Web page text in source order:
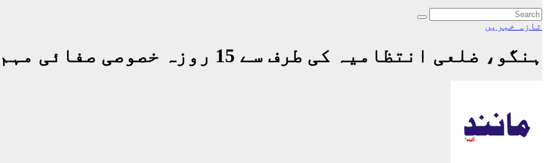
تازہ خبریں
ہنگو، ضلعی انتظامیہ کی طرف سے 15 روزہ خصوصی صفائی مہم کا افتتاح